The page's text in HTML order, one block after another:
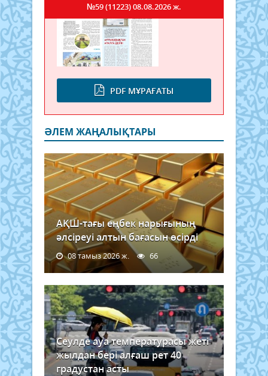
PDF МҰРАҒАТЫ
№59 (11223)08.08.2026 ж.
ӘЛЕМ ЖАҢАЛЫҚТАРЫ
АҚШ-тағы еңбек нарығының
әлсіреуі алтын бағасын өсірді
08 тамыз 2026 ж. 66
Сеулде ауа температурасы жеті
жылдан бері алғаш рет 40
градустан асты